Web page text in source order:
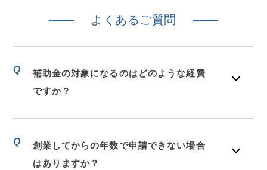
よくあるご質問
Q
補助金の対象になるのはどのような経費
ですか？
Q
創業してからの年数で申請できない場合
はありますか？